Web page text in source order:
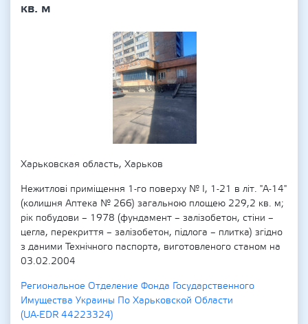
кв. м
Харьковская область, Харьков
Нежитлові приміщення 1-го поверху № І, 1-21 в літ. "А-14"
(колишня Аптека № 266) загальною площею 229,2 кв. м;
рік побудови – 1978 (фундамент – залізобетон, стіни –
цегла, перекриття – залізобетон, підлога – плитка) згідно
з даними Технічного паспорта, виготовленого станом на
03.02.2004
Региональное Отделение Фонда Государственного
Имущества Украины По Харьковской Области
(UA-EDR 44223324)